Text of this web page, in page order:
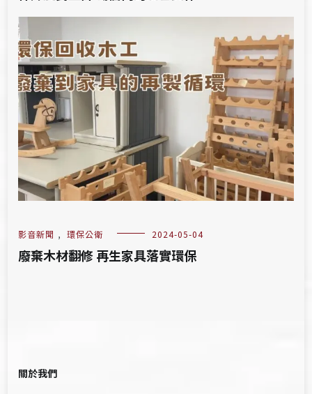
影音新聞 , 環保公衛 2024-05-04
廢棄木材翻修 再生家具落實環保
關於我們